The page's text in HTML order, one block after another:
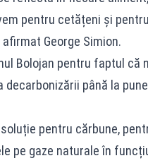
pentru cetățeni și
George Simion.
Bolojan pentru faptul că
decarbonizării până la
pentru cărbune,
pe gaze naturale în